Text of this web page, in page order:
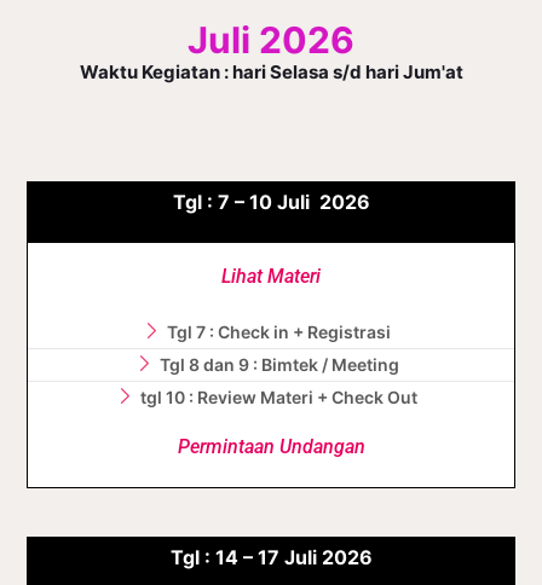
Juli 2026
Waktu Kegiatan : hari Selasa s/d hari Jum'at
Tgl : 7 – 10 Juli 2026
Lihat Materi
Tgl 7 : Check in + Registrasi
Tgl 8 dan 9 : Bimtek / Meeting
tgl 10 : Review Materi + Check Out
Permintaan Undangan
Tgl : 14 – 17 Juli 2026